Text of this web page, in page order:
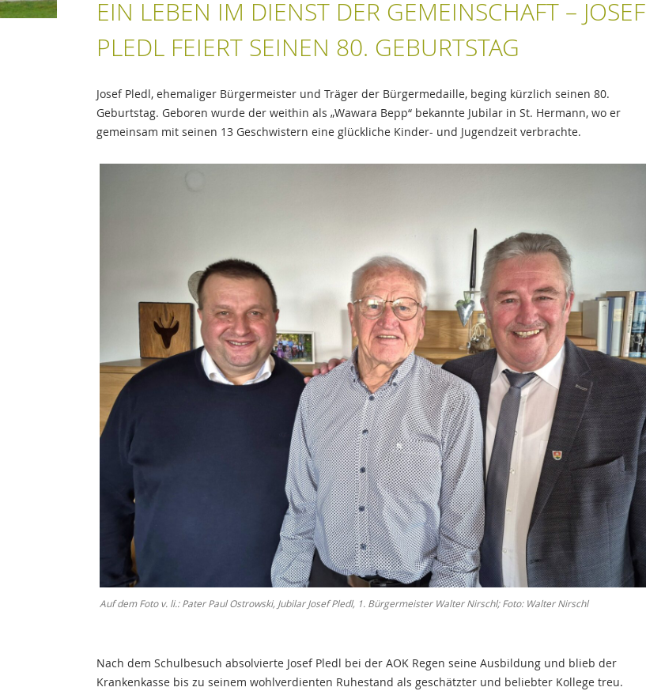
EIN LEBEN IM DIENST DER GEMEINSCHAFT – JOSEF
PLEDL FEIERT SEINEN 80. GEBURTSTAG
Josef Pledl, ehemaliger Bürgermeister und Träger der Bürgermedaille, beging kürzlich seinen 80.
Geburtstag. Geboren wurde der weithin als „Wawara Bepp“ bekannte Jubilar in St. Hermann, wo er
gemeinsam mit seinen 13 Geschwistern eine glückliche Kinder- und Jugendzeit verbrachte.
Auf dem Foto v. li.: Pater Paul Ostrowski, Jubilar Josef Pledl, 1. Bürgermeister Walter Nirschl; Foto: Walter Nirschl
Nach dem Schulbesuch absolvierte Josef Pledl bei der AOK Regen seine Ausbildung und blieb der
Krankenkasse bis zu seinem wohlverdienten Ruhestand als geschätzter und beliebter Kollege treu.